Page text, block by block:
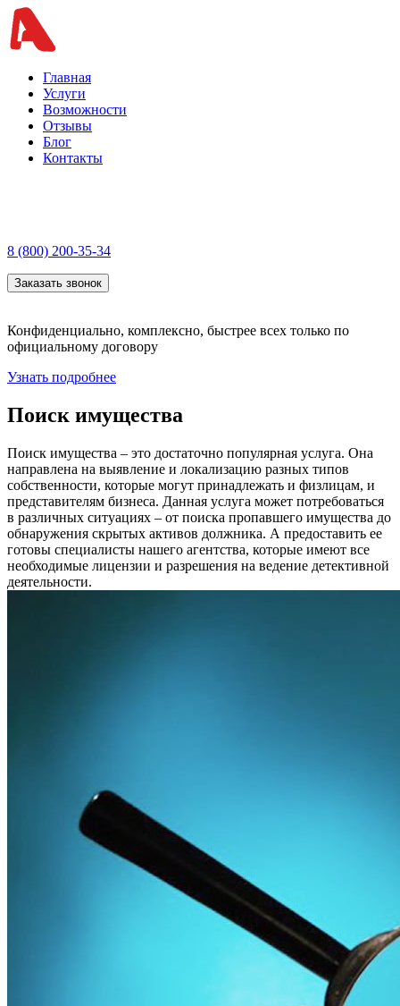
Главная
Услуги
Возможности
Отзывы
Блог
Контакты
8 (800) 200-35-34
Заказать звонок
Конфиденциально, комплексно, быстрее всех только по
официальному договору
Узнать подробнее
Поиск имущества
Поиск имущества – это достаточно популярная услуга. Она
направлена на выявление и локализацию разных типов
собственности, которые могут принадлежать и физлицам, и
представителям бизнеса. Данная услуга может потребоваться
в различных ситуациях – от поиска пропавшего имущества до
обнаружения скрытых активов должника. А предоставить ее
готовы специалисты нашего агентства, которые имеют все
необходимые лицензии и разрешения на ведение детективной
деятельности.